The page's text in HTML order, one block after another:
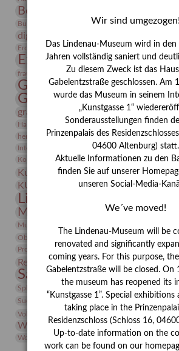
Bernhard August von Lindenau
Burg Posterstein Conrad Felixmüller Depot
digitallabor
Erdmann Julius Dietrich
Erlebnisportal
Expressionismus Festrede
frauen Frauen in der Antike und heute
Gerhard-Altenbourg-
Gerhard Altenbourg
Gerhard
grafische sammlung griechische
Hanns-Conon von der Gabelentz Heinrich
herman de vries Humboldt
Insekten
Integriertes Schädlingsmanagement
Italien
Kolosseum
Kooperationsausstellung
Kunstmuseum Kunstvermittlung
KUNSTWAND Kurs Künstler
Lindenau-Museum
Museumsgeschichte
Museumspädagogik Natur
Objekt im Fokus
Provenienz
Restaurierung Rudi Lesser Ruth
Sammlung Samstagszeichner Skulptur
Sphinx
studio Studio Bildende Kunst
Suermondt-Ludwig-Museum
Volontariat
Walter Rheiner
Werkbetrachtung Winter
Wolf und Hund
Zirkuswoche
Wir sind umgezogen!
Das Lindenau-Museum wird in den
Jahren vollständig saniert und
Zu diesem Zweck ist das
Gabelentzstraße geschlossen. Am
wurde das Museum in seinem
„Kunstgasse 1“
Sonderausstellungen finden
Prinzenpalais des
04600 Altenburg) statt.
Aktuelle Informationen zu den
finden Sie auf unserer
unseren Social-Media-
We´ve moved!
The Lindenau-Museum will be
renovated and significantly
coming years. For this purpose,
Gabelentzstraße will be closed. On
the museum has reopened its
“Kunstgasse 1”. Special
taking place in the
Residenzschloss (Schloss 16,
Up-to-date information on the
work can be found on our